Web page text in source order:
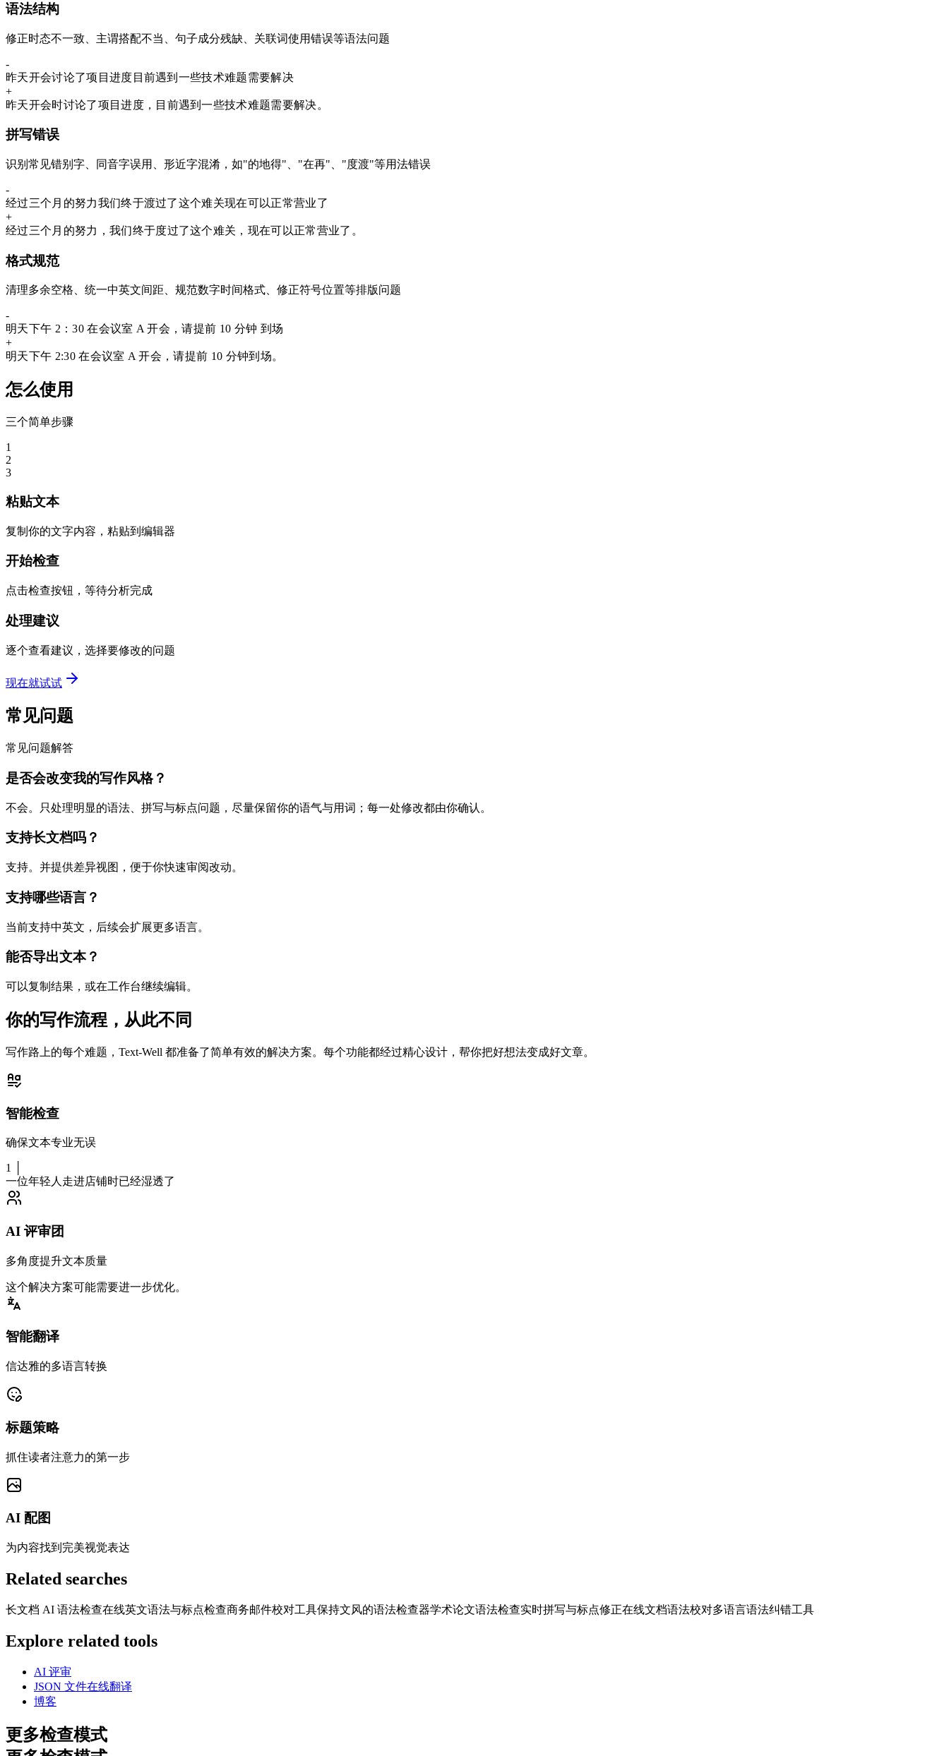
语法结构
修正时态不一致、主谓搭配不当、句子成分残缺、关联词使用错误等语法问题
-
昨天开会讨论了项目进度 目前遇到一些技术难题需要解决
+
昨天开会时讨论了项目进度， 目前遇到一些技术难题需要解决。
拼写错误
识别常见错别字、同音字误用、形近字混淆，如"的地得"、"在再"、"度渡"等用法错误
-
经过三个月的努力我们终于渡过了这个难关现在可以正常营业了
+
经过三个月的努力 ， 我们终于度过了这个难关 ， 现在可以正常营业了 。
格式规范
清理多余空格、统一中英文间距、规范数字时间格式、修正符号位置等排版问题
-
明天下午 2 ：30 在会议室 A 开会，请提前 10 分钟 到场
+
明天下午 2:30 在会议室 A 开会，请提前 10 分钟到场。
怎么使用
三个简单步骤
1
2
3
粘贴文本
复制你的文字内容，粘贴到编辑器
开始检查
点击检查按钮，等待分析完成
处理建议
逐个查看建议，选择要修改的问题
现在就试试
常见问题
常见问题解答
是否会改变我的写作风格？
不会。只处理明显的语法、拼写与标点问题，尽量保留你的语气与用词；每一处修改都由你确认。
支持长文档吗？
支持。并提供差异视图，便于你快速审阅改动。
支持哪些语言？
当前支持中英文，后续会扩展更多语言。
能否导出文本？
可以复制结果，或在工作台继续编辑。
你的写作流程，从此不同
写作路上的每个难题，Text-Well 都准备了简单有效的解决方案。每个功能都经过精心设计，帮你把好想法变成好文章。
智能检查
确保文本专业无误
1 │
一位年轻人走进店铺时已经湿透了
AI 评审团
多角度提升文本质量
这个解决方案可能需要进一步优化。
智能翻译
信达雅的多语言转换
标题策略
抓住读者注意力的第一步
AI 配图
为内容找到完美视觉表达
Related searches
长文档 AI 语法检查在线英文语法与标点检查商务邮件校对工具保持文风的语法检查器学术论文语法检查实时拼写与标点修正在线文档语法校对多语言语法纠错工具
Explore related tools
AI 评审
JSON 文件在线翻译
博客
更多检查模式